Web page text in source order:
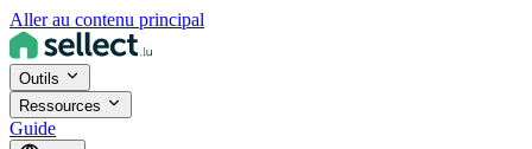
Aller au contenu principal
Outils
Ressources
Guide